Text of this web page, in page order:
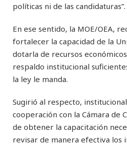
políticas ni de las candidaturas”.
En ese sentido, la MOE/OEA,
fortalecer la capacidad de la
dotarla de recursos
respaldo institucional
la ley le manda.
Sugirió al respecto,
cooperación con la Cámara de
de obtener la capacitación
revisar de manera efectiva los